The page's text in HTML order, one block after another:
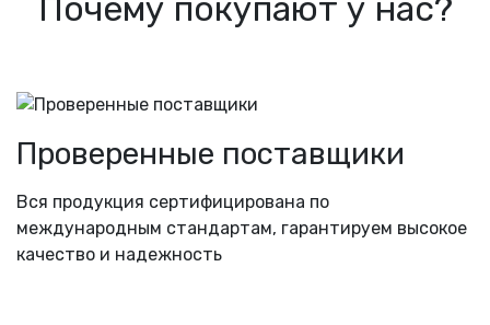
Почему покупают у нас?
Проверенные поставщики
Вся продукция сертифицирована по
международным стандартам, гарантируем высокое
качество и надежность